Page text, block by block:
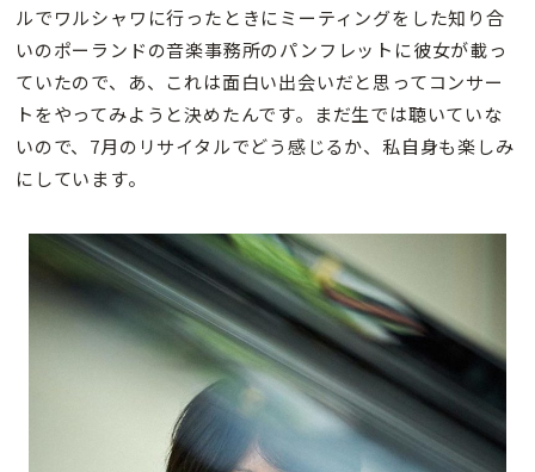
ルでワルシャワに行ったときにミーティングをした知り合
いのポーランドの音楽事務所のパンフレットに彼女が載っ
ていたので、あ、これは面白い出会いだと思ってコンサー
トをやってみようと決めたんです。まだ生では聴いていな
いので、7月のリサイタルでどう感じるか、私自身も楽しみ
にしています。